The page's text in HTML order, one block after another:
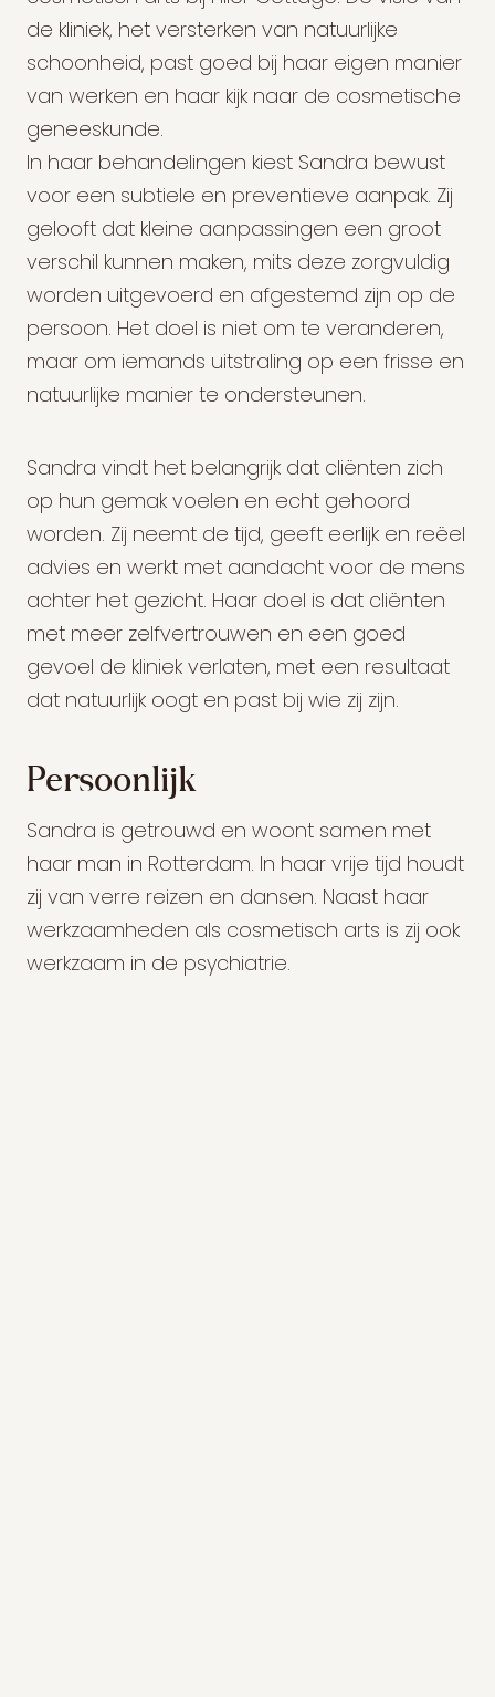
de kliniek, het versterken van natuurlijke
schoonheid, past goed bij haar eigen manier
van werken en haar kijk naar de cosmetische
geneeskunde.
In haar behandelingen kiest Sandra bewust
voor een subtiele en preventieve aanpak. Zij
gelooft dat kleine aanpassingen een groot
verschil kunnen maken, mits deze zorgvuldig
worden uitgevoerd en afgestemd zijn op de
persoon. Het doel is niet om te veranderen,
maar om iemands uitstraling op een frisse en
natuurlijke manier te ondersteunen.
Sandra vindt het belangrijk dat cliënten zich
op hun gemak voelen en echt gehoord
worden. Zij neemt de tijd, geeft eerlijk en reëel
advies en werkt met aandacht voor de mens
achter het gezicht. Haar doel is dat cliënten
met meer zelfvertrouwen en een goed
gevoel de kliniek verlaten, met een resultaat
dat natuurlijk oogt en past bij wie zij zijn.
Persoonlijk
Sandra is getrouwd en woont samen met
haar man in Rotterdam. In haar vrije tijd houdt
zij van verre reizen en dansen. Naast haar
werkzaamheden als cosmetisch arts is zij ook
werkzaam in de psychiatrie.